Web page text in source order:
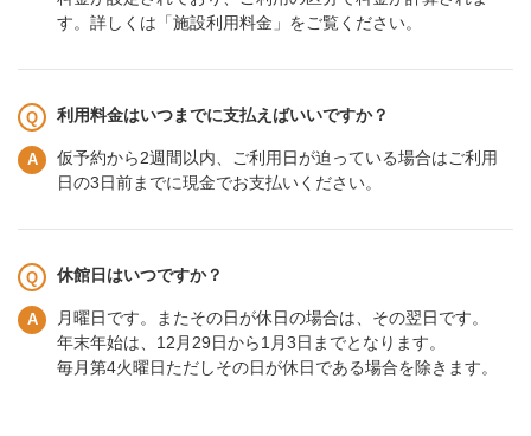
す。詳しくは「施設利用料金」をご覧ください。
利用料金はいつまでに支払えばいいですか？
仮予約から2週間以内、ご利用日が迫っている場合はご利用
日の3日前までに現金でお支払いください。
休館日はいつですか？
月曜日です。またその日が休日の場合は、その翌日です。
年末年始は、12月29日から1月3日までとなります。
毎月第4火曜日ただしその日が休日である場合を除きます。